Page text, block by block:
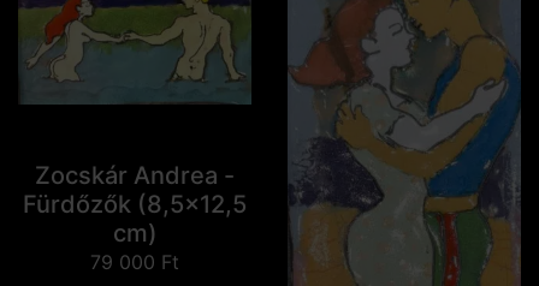
Zocskár Andrea -
Fürdőzők (8,5x12,5
cm)
79 000 Ft